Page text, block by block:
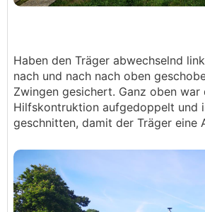
Haben den Träger abwechselnd
nach und nach nach oben
Zwingen gesichert. Ganz oben war
Hilfskontruktion aufgedoppelt und
geschnitten, damit der Träger eine